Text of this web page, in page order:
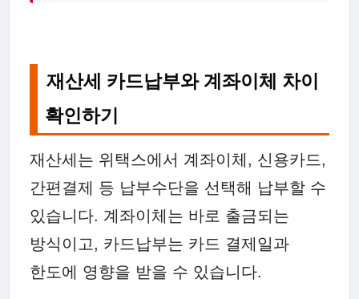
재산세 카드납부와 계좌이체 차이
확인하기
재산세는 위택스에서 계좌이체, 신용카드,
간편결제 등 납부수단을 선택해 납부할 수
있습니다. 계좌이체는 바로 출금되는
방식이고, 카드납부는 카드 결제일과
한도에 영향을 받을 수 있습니다.